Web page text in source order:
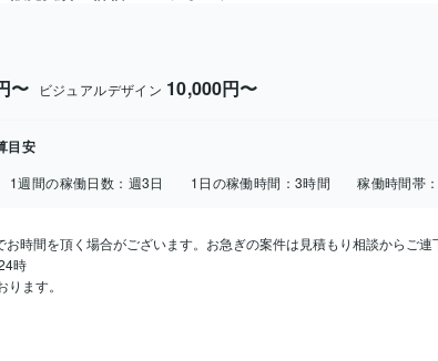
〜 ビジュアルデザイン 10,000円〜
目安
1週間の稼働日数： 週3日 1日の稼働時間： 3時間 稼働時間帯：
時間を頂く場合がございます。お急ぎの案件は見積もり相談からご連
時
ます。